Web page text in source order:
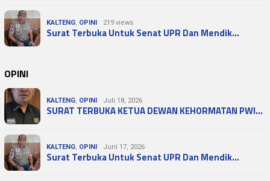
KALTENG, OPINI 219 views
Surat Terbuka Untuk Senat UPR Dan Mendik…
OPINI
KALTENG, OPINI Juli 18, 2026
SURAT TERBUKA KETUA DEWAN KEHORMATAN PWI…
KALTENG, OPINI Juni 17, 2026
Surat Terbuka Untuk Senat UPR Dan Mendik…